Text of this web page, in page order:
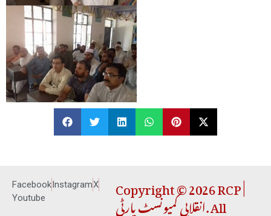
FacebookInstagramX
Youtube
Copyright © 2026 RCP |
انقلابی کمیونسٹ پارٹی. All